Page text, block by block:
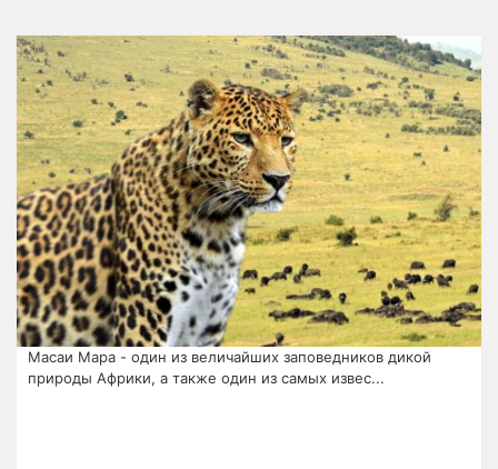
Масаи Мара - один из величайших заповедников дикой
природы Африки, а также один из самых извес...